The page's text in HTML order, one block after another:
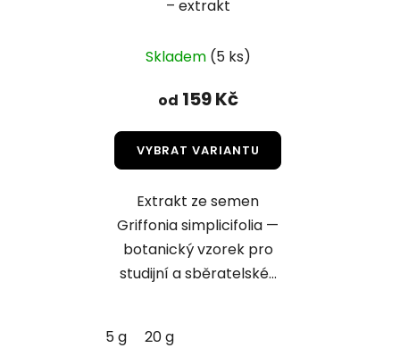
– extrakt
Skladem (5 ks)
od 159 Kč
VYBRAT VARIANTU
Extrakt ze semen
Griffonia simplicifolia —
botanický vzorek pro
studijní a sběratelské...
5 g 20 g